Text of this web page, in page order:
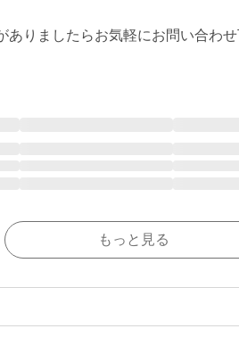
もっと見る